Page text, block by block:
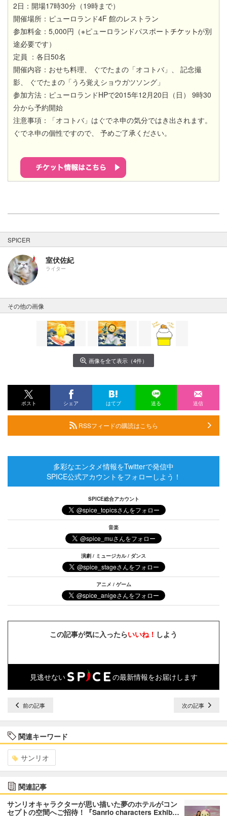
2日：開場17時30分（19時まで）
開催場所：ピューロランド4F 館のレストラン
参加料金：5,000円（※ピューロランドパスポート
が別
途必要です）
定員 ：各日50名
開催内容：おせち料理、 ぐでたまの「オコトバ」、 記念撮
影、 ぐでたまの「うろ覚えショウガツソング」
参加方法：ピューロランドHPで2015年12月20日（日） 9時30
分から予約開始
注意事項：「オコトバ」はぐでネ申の気分ではき出されます。
ぐでネ申の個性ですので、 予めご了承ください。
SPICER
室伏佐紀
ライター
その他の画像
画像を全て表示（4件）
ポスト シェア はてブ 送る 送信
RSSフィードの購読はこちら
多彩なエンタメ情報をTwitterで発信中
SPICE公式アカウントをフォローしよう！
SPICE総合アカウント
音楽
演劇 / ミュージカル / ダンス
アニメ / ゲーム
この記事が気に入ったらいいね！ しよう
見逃せない の最新情報をお届けします
前の記事 次の記事
関連キーワード
サンリオ
関連記事
サンリオキャラクターが思い描いた夢のホテルがコン
セプトの空間へご招待！『Sanrio characters Exhib…